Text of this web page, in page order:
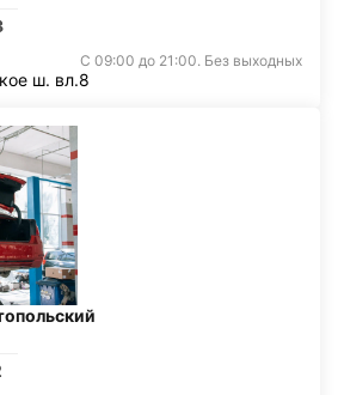
С 09:00 до 21:00. Без выходных
ш. вл.8